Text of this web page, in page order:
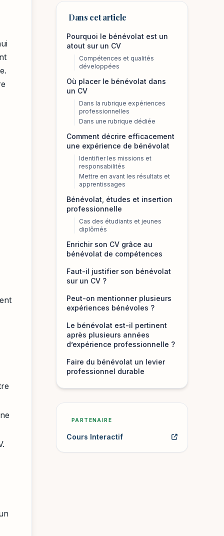
Dans cet article
Pourquoi le bénévolat est un
atout sur un CV
Compétences et qualités
développées
Où placer le bénévolat dans
un CV
Dans la rubrique expériences
professionnelles
Dans une rubrique dédiée
Comment décrire efficacement
une expérience de bénévolat
Identifier les missions et
responsabilités
Mettre en avant les résultats et
apprentissages
Bénévolat, études et insertion
professionnelle
Cas des étudiants et jeunes
diplômés
Enrichir son CV grâce au
bénévolat de compétences
Faut-il justifier son bénévolat
sur un CV ?
Peut-on mentionner plusieurs
expériences bénévoles ?
Le bénévolat est-il pertinent
après plusieurs années
d’expérience professionnelle ?
Faire du bénévolat un levier
professionnel durable
PARTENAIRE
Cours Interactif